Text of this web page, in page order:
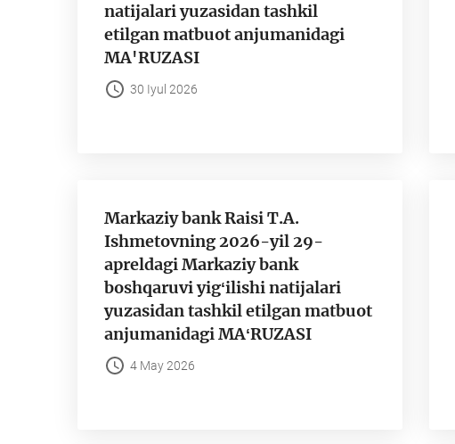
natijalari yuzasidan tashkil
etilgan matbuot anjumanidagi
MA'RUZASI
30 Iyul 2026
Markaziy bank Raisi T.A.
Ishmetovning 2026-yil 29-
apreldagi Markaziy bank
boshqaruvi yigʻilishi natijalari
yuzasidan tashkil etilgan matbuot
anjumanidagi MAʻRUZASI
4 May 2026